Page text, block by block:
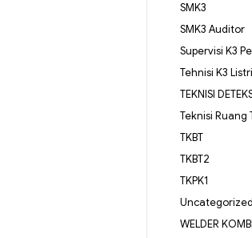
SMK3
SMK3 Auditor
Supervisi K3
Tehnisi K3
TEKNISI
Teknisi Ruang
TKBT
TKBT2
TKPK1
Uncategorized
WELDER